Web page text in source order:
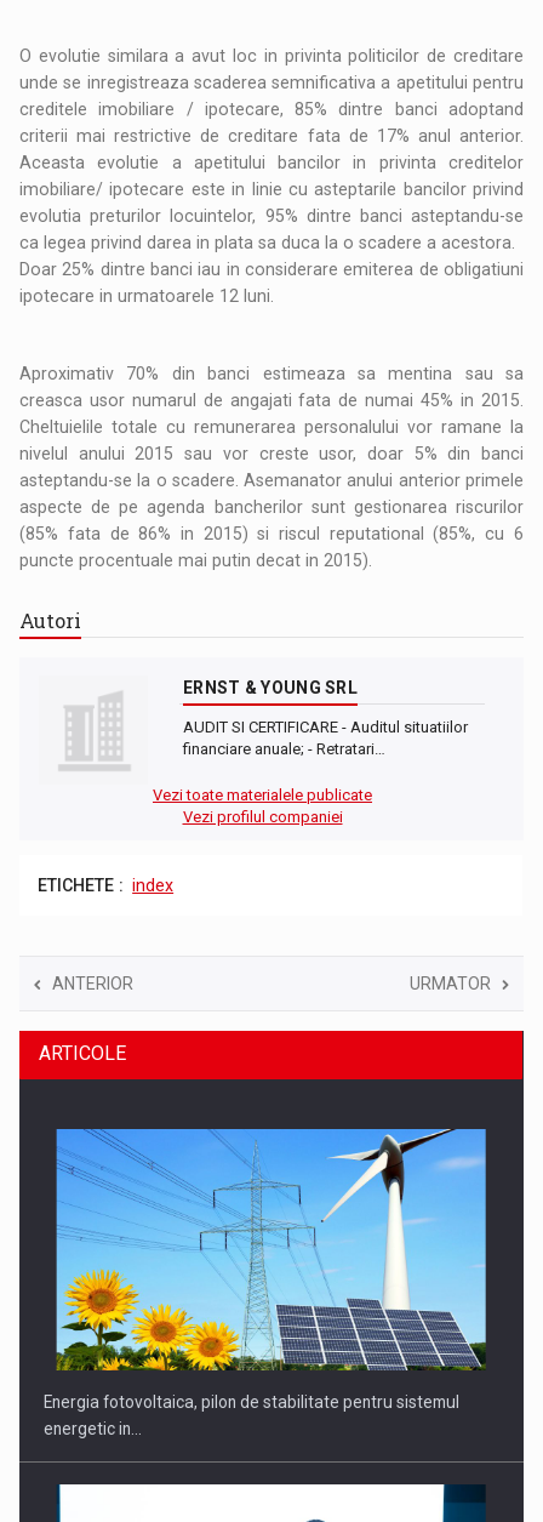
O evolutie similara a avut loc in privinta politicilor de creditare
unde se inregistreaza scaderea semnificativa a apetitului pentru
creditele imobiliare / ipotecare, 85% dintre banci adoptand
criterii mai restrictive de creditare fata de 17% anul anterior.
Aceasta evolutie a apetitului bancilor in privinta creditelor
imobiliare/ ipotecare este in linie cu asteptarile bancilor privind
evolutia preturilor locuintelor, 95% dintre banci asteptandu-se
ca legea privind darea in plata sa duca la o scadere a acestora.
Doar 25% dintre banci iau in considerare emiterea de obligatiuni
ipotecare in urmatoarele 12 luni.
Aproximativ 70% din banci estimeaza sa mentina sau sa
creasca usor numarul de angajati fata de numai 45% in 2015.
Cheltuielile totale cu remunerarea personalului vor ramane la
nivelul anului 2015 sau vor creste usor, doar 5% din banci
asteptandu-se la o scadere. Asemanator anului anterior primele
aspecte de pe agenda bancherilor sunt gestionarea riscurilor
(85% fata de 86% in 2015) si riscul reputational (85%, cu 6
puncte procentuale mai putin decat in 2015).
Autori
ERNST & YOUNG SRL
AUDIT SI CERTIFICARE - Auditul situatiilor
financiare anuale; - Retratari…
Vezi toate materialele publicate
Vezi profilul companiei
ETICHETE : index
ANTERIOR URMATOR
ARTICOLE
Energia fotovoltaica, pilon de stabilitate pentru sistemul
energetic in…